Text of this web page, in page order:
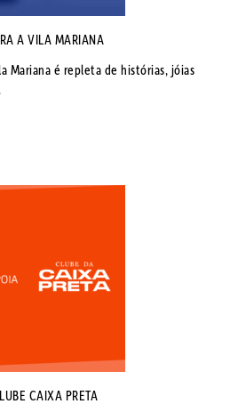
A VILA MARIANA
Mariana é repleta de histórias, jóias
CAIXA PRETA